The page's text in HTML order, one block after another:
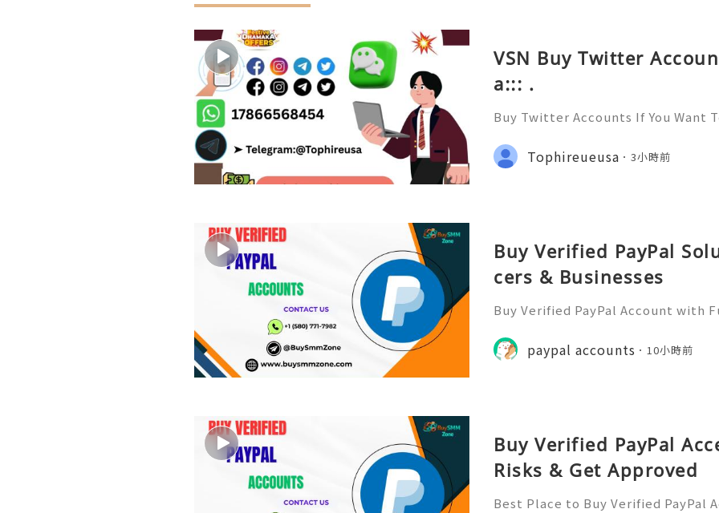
VSN Buy Twitter
a::: .
Buy Twitter Accounts If You Want
Social network and have Likes,
hares On All Of Your Posts. W
Tophireueusa 3小時前
Buy Verified PayPal
cers & Businesses
Buy Verified PayPal Account with
m: @BuySmmZone ✅ Skype:
paypal accounts 10小時前
Buy Verified PayPal
Risks & Get Approved
Best Place to Buy Verified PayPal